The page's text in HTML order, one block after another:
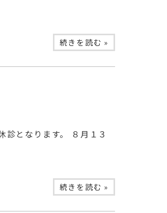
続きを読む »
診となります。 ８月１３
続きを読む »